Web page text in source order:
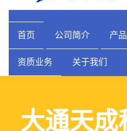
首页 公司简介 产
资质业务 关于我们
大通天成